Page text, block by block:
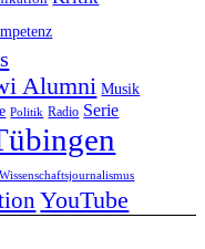
Alumni Musik
Politik Radio Serie
Wissenschaftsjournalismus
YouTube